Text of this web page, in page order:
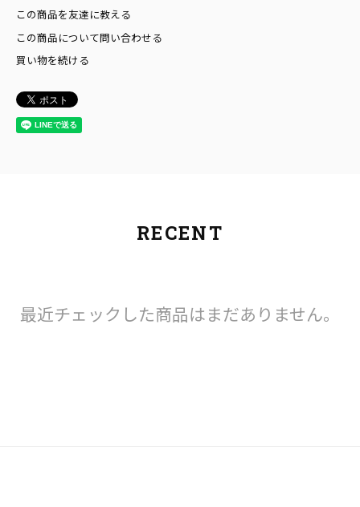
この商品を友達に教える
この商品について問い合わせる
買い物を続ける
RECENT
最近チェックした商品はまだありません。